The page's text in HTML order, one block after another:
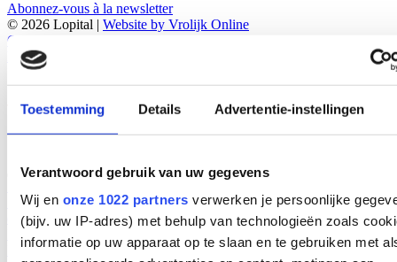
Toestemming Details Advertentie-instellingen
Verantwoord gebruik van uw gegevens
Wij en onze 1022 partners verwerken je persoonlijke
(bijv. uw IP-adres) met behulp van technologieën zoals
informatie op uw apparaat op te slaan en te gebruiken met
Abonnez-vous à la newsletter
© 2026 Lopital | Website by Vrolijk Online
Conditions de livraison et de paiement
Politique de confidentialité
Solutions Interactive Product Portfolio Spécialiste dans la prévention
des troubles musculo-squelettiques.
Des produits
Des produits Sièges de douche et sièges de toilettes Brancards de